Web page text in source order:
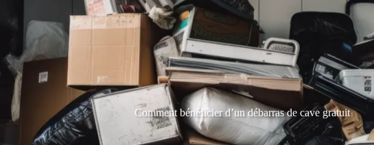
Comment bénéficier d’un débarras de cave gratuit